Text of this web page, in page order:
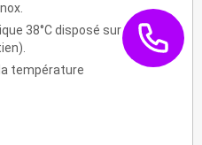
38°C disposé sur glissières
température